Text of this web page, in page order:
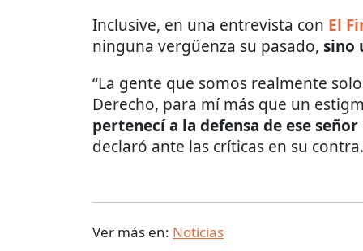
Inclusive, en una entrevista con El
ninguna vergüenza su pasado, sino
“La gente que somos realmente
Derecho, para mí más que un
pertenecí a la defensa de ese señor
declaró ante las críticas en su contra.
Ver más en: Noticias